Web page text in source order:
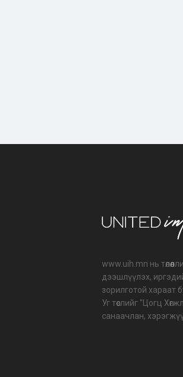
www.uih.mn нь
дээшлүүлэх,
зорилготой хараат
Уг төслийг "Цогц
санаачлан,